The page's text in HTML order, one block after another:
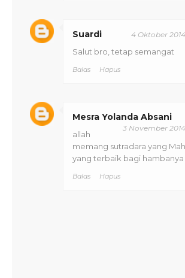
Suardi 4 Oktober
Salut bro, tetap semangat
Balas Hapus
Mesra Yolanda Absani
3 November
allah
memang sutradara yang
yang terbaik bagi hambanya
Balas Hapus